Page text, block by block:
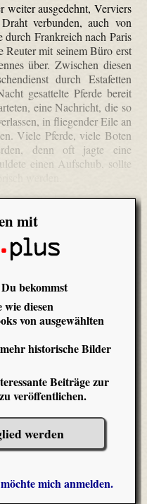
weiter ausgedehnt, Verviers
verbunden, auch von
Frankreich nach Paris
Reuter mit seinem Büro erst
über. Zwischen diesen
durch Estafetten
gesattelte Pferde bereit
eine Nachricht, die so
in fliegender Eile an
Viele Pferde, viele Boten
denn oft jagte eine
einen Aufschub, sollte
mit
bekommst
diesen
von ausgewählten
historische Bilder
Beiträge zur
veröffentlichen.
werden
mich anmelden.